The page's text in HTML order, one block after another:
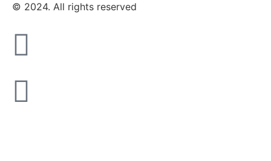
© 2024. All rights reserved